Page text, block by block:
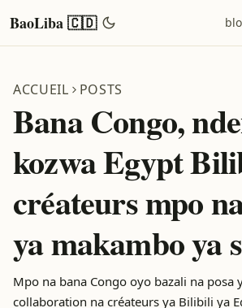
BaoLiba 🇨🇩
ACCUEIL POSTS
Bana Congo,
kozwa Egypt
créateurs mpo
ya makambo ya
Mpo na bana Congo oyo bazali na posa
collaboration na créateurs ya Bilibili ya